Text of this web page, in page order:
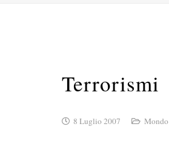
Terrorismi
8 Luglio 2007 Mondo